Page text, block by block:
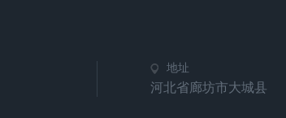
地址
河北省廊坊市大城县